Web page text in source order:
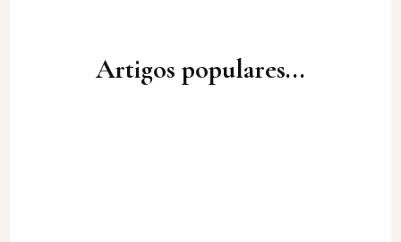
Artigos populares...